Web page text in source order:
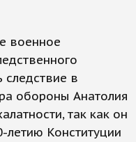
военное
следствие в
обороны Анатолия
так как он
Конституции